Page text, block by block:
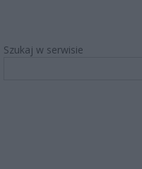
Szukaj w serwisie